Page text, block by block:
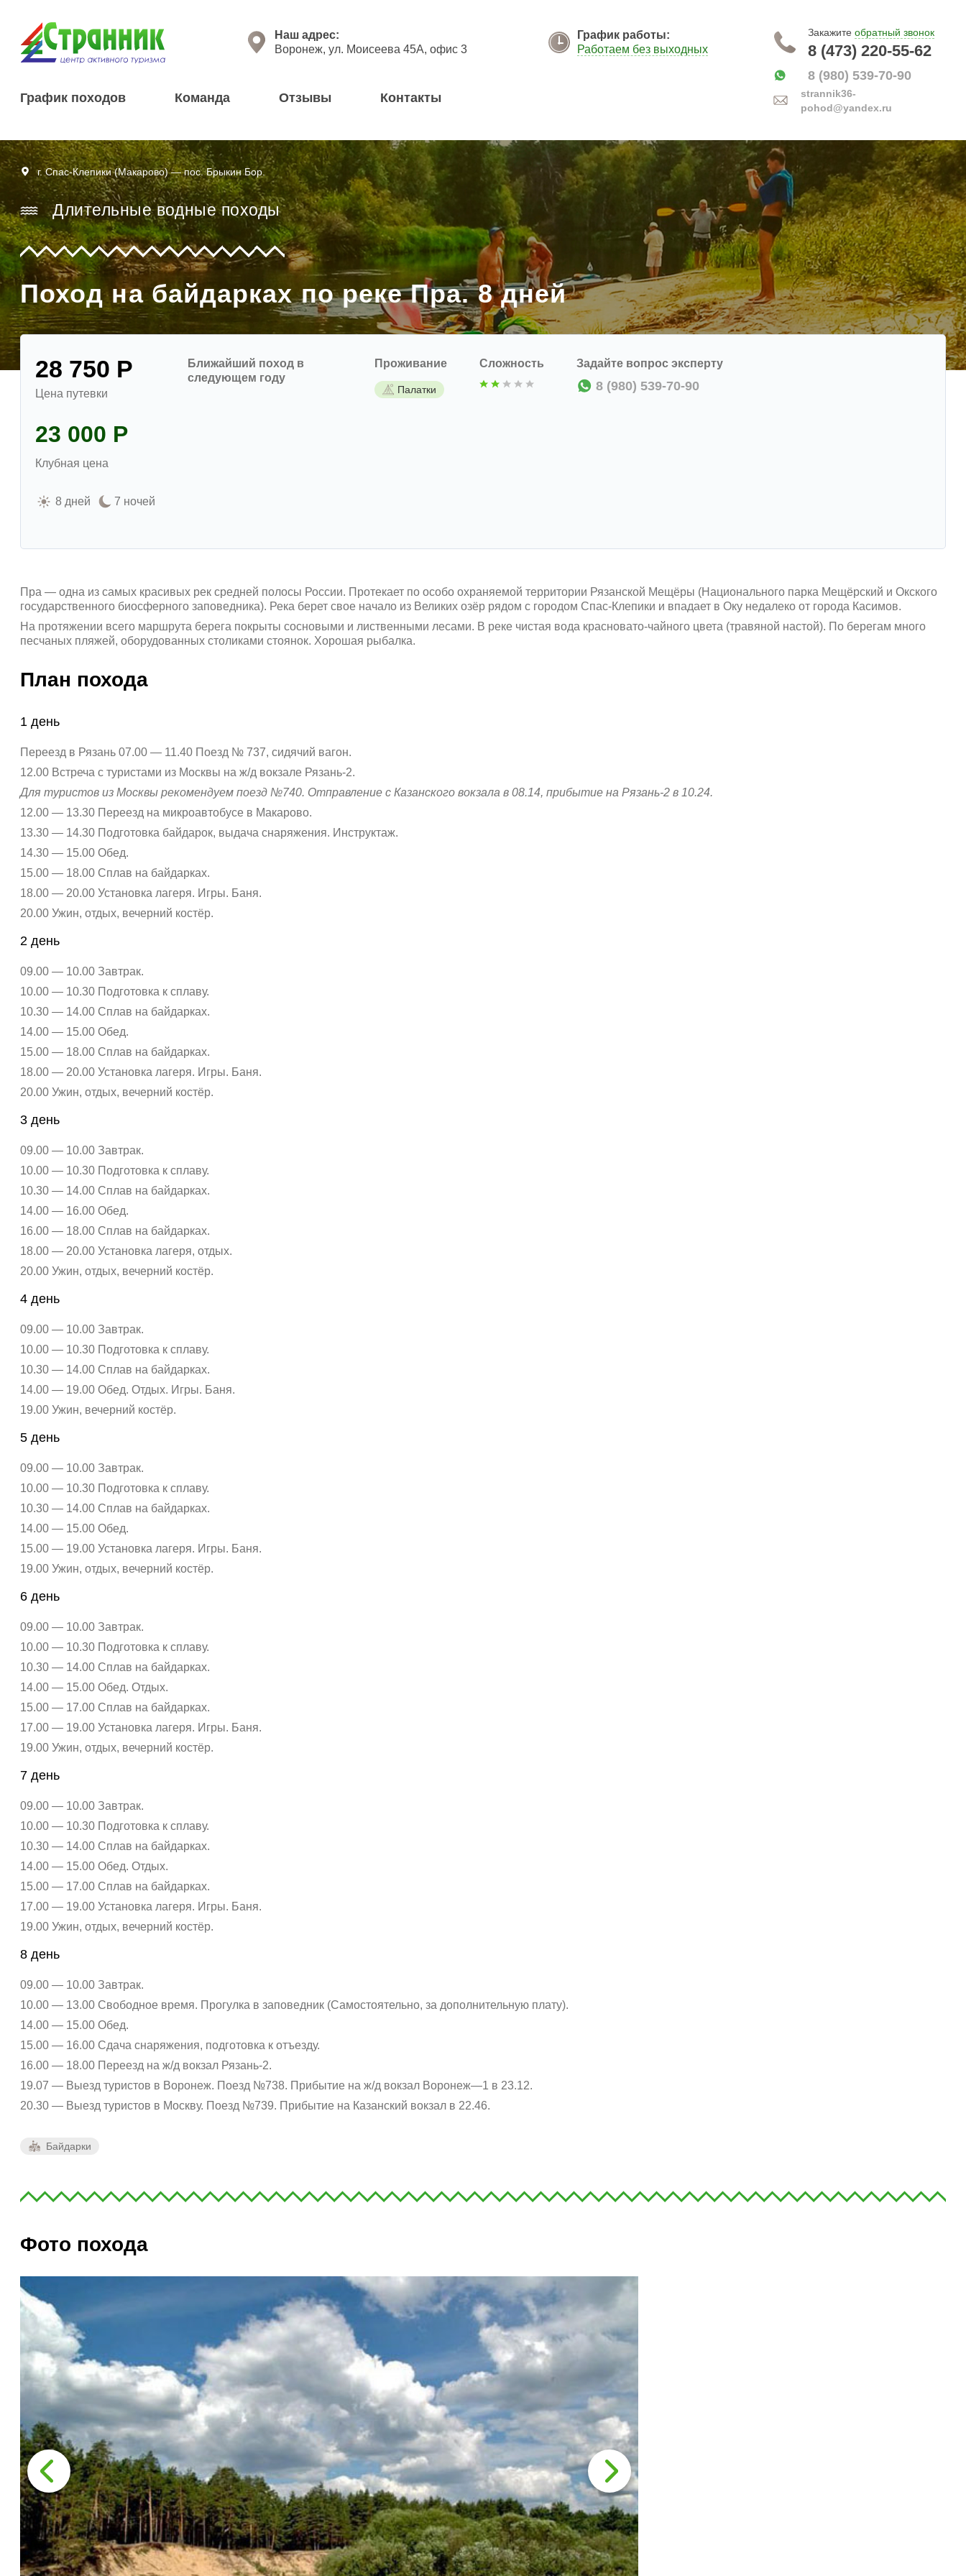
Наш адрес:
Воронеж, ул. Моисеева 45А, офис 3
График работы:
Работаем без выходных
Закажите обратный звонок
8 (473) 220-55-62
График походов Команда Отзывы Контакты
8 (980) 539-70-90
strannik36-
pohod@yandex.ru
г. Спас-Клепики (Макарово) — пос. Брыкин Бор.
Длительные водные походы
Поход на байдарках по реке Пра. 8 дней
Пра — одна из самых красивых рек средней полосы России. Протекает по особо охраняемой территории Рязанской Мещёры (Национального парка Мещёрский и Окского
государственного биосферного заповедника). Река берет свое начало из Великих озёр рядом с городом Спас-Клепики и впадает в Оку недалеко от города Касимов.
На протяжении всего маршрута берега покрыты сосновыми и лиственными лесами. В реке чистая вода красновато-чайного цвета (травяной настой). По берегам много
песчаных пляжей, оборудованных столиками стоянок. Хорошая рыбалка.
План похода
1 день
Переезд в Рязань 07.00 — 11.40 Поезд № 737, сидячий вагон.
12.00 Встреча с туристами из Москвы на ж/д вокзале Рязань-2.
Для туристов из Москвы рекомендуем поезд №740. Отправление с Казанского вокзала в 08.14, прибытие на Рязань-2 в 10.24.
12.00 — 13.30 Переезд на микроавтобусе в Макарово.
13.30 — 14.30 Подготовка байдарок, выдача снаряжения. Инструктаж.
14.30 — 15.00 Обед.
15.00 — 18.00 Сплав на байдарках.
18.00 — 20.00 Установка лагеря. Игры. Баня.
20.00 Ужин, отдых, вечерний костёр.
2 день
09.00 — 10.00 Завтрак.
10.00 — 10.30 Подготовка к сплаву.
10.30 — 14.00 Сплав на байдарках.
14.00 — 15.00 Обед.
15.00 — 18.00 Сплав на байдарках.
18.00 — 20.00 Установка лагеря. Игры. Баня.
20.00 Ужин, отдых, вечерний костёр.
3 день
09.00 — 10.00 Завтрак.
10.00 — 10.30 Подготовка к сплаву.
10.30 — 14.00 Сплав на байдарках.
14.00 — 16.00 Обед.
16.00 — 18.00 Сплав на байдарках.
18.00 — 20.00 Установка лагеря, отдых.
20.00 Ужин, отдых, вечерний костёр.
4 день
09.00 — 10.00 Завтрак.
10.00 — 10.30 Подготовка к сплаву.
10.30 — 14.00 Сплав на байдарках.
14.00 — 19.00 Обед. Отдых. Игры. Баня.
19.00 Ужин, вечерний костёр.
5 день
09.00 — 10.00 Завтрак.
10.00 — 10.30 Подготовка к сплаву.
10.30 — 14.00 Сплав на байдарках.
14.00 — 15.00 Обед.
15.00 — 19.00 Установка лагеря. Игры. Баня.
19.00 Ужин, отдых, вечерний костёр.
6 день
09.00 — 10.00 Завтрак.
10.00 — 10.30 Подготовка к сплаву.
10.30 — 14.00 Сплав на байдарках.
14.00 — 15.00 Обед. Отдых.
15.00 — 17.00 Сплав на байдарках.
17.00 — 19.00 Установка лагеря. Игры. Баня.
19.00 Ужин, отдых, вечерний костёр.
7 день
09.00 — 10.00 Завтрак.
10.00 — 10.30 Подготовка к сплаву.
10.30 — 14.00 Сплав на байдарках.
14.00 — 15.00 Обед. Отдых.
15.00 — 17.00 Сплав на байдарках.
17.00 — 19.00 Установка лагеря. Игры. Баня.
19.00 Ужин, отдых, вечерний костёр.
8 день
09.00 — 10.00 Завтрак.
10.00 — 13.00 Свободное время. Прогулка в заповедник (Самостоятельно, за дополнительную плату).
14.00 — 15.00 Обед.
15.00 — 16.00 Сдача снаряжения, подготовка к отъезду.
16.00 — 18.00 Переезд на ж/д вокзал Рязань-2.
19.07 — Выезд туристов в Воронеж. Поезд №738. Прибытие на ж/д вокзал Воронеж—1 в 23.12.
20.30 — Выезд туристов в Москву. Поезд №739. Прибытие на Казанский вокзал в 22.46.
Байдарки
Фото похода
28 750 Р
Цена путевки
23 000 Р
Клубная цена
8 дней 7 ночей
Ближайший поход в
следующем году
Сложность
Проживание
Палатки
Задайте вопрос эксперту
8 (980) 539-70-90